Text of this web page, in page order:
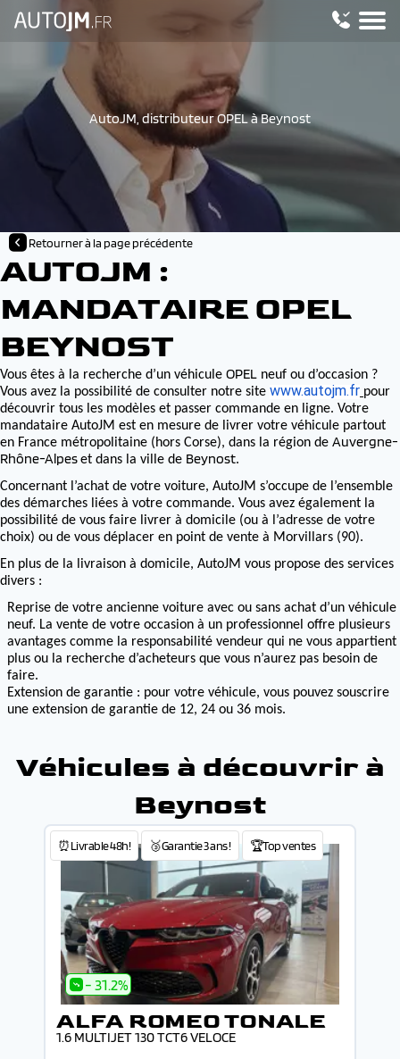
AutoJM, distributeur OPEL à Beynost
Retourner à la page précédente
AUTOJM :
MANDATAIRE OPEL
BEYNOST
Vous êtes à la recherche d’un véhicule OPEL neuf ou d’occasion ?
Vous avez la possibilité de consulter notre site www.autojm.fr pour
découvrir tous les modèles et passer commande en ligne. Votre
mandataire AutoJM est en mesure de livrer votre véhicule partout
en France métropolitaine (hors Corse), dans la région de Auvergne-
Rhône-Alpeset dans la ville de Beynost.
Concernant l’achat de votre voiture, AutoJM s’occupe de l’ensemble
des démarches liées à votre commande. Vous avez également la
possibilité de vous faire livrer à domicile (ou à l’adresse de votre
choix) ou de vous déplacer en point de vente à Morvillars (90).
En plus de la livraison à domicile, AutoJM vous propose des services
divers :
Reprise de votre ancienne voiture avec ou sans achat d’un véhicule
neuf. La vente de votre occasion à un professionnel offre plusieurs
avantages comme la responsabilité vendeur qui ne vous appartient
plus ou la recherche d’acheteurs que vous n’aurez pas besoin de
faire.
Extension de garantie : pour votre véhicule, vous pouvez souscrire
une extension de garantie de 12, 24 ou 36 mois.
Véhicules à découvrir à
Beynost
⏰Livrable 48h! 🥉Garantie 3 ans ! 🏆Top ventes
- 31.2%
ALFA ROMEO TONALE
1.6 MULTIJET 130 TCT6 VELOCE